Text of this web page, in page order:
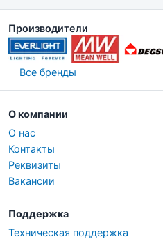
Производители
Все бренды
О компании
О нас
Контакты
Реквизиты
Вакансии
Поддержка
Техническая поддержка